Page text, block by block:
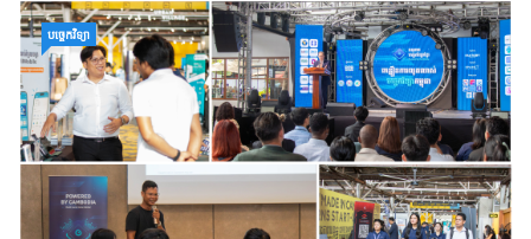
បច្ចេកវិទ្យា